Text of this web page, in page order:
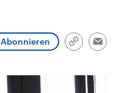
Abonnieren
Link